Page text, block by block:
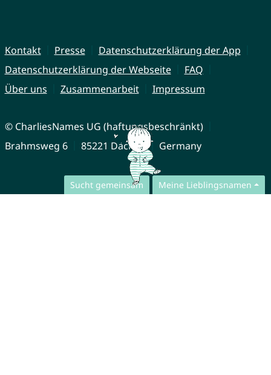
Sucht gemeinsam Meine Lieblingsnamen
Kontakt Presse
Datenschutzerklärung der App
Datenschutzerklärung der Webseite
FAQ
Über uns
Zusammenarbeit Impressum
© CharliesNames UG (haftungsbeschränkt)
Brahmsweg 6
85221 Dachau Germany